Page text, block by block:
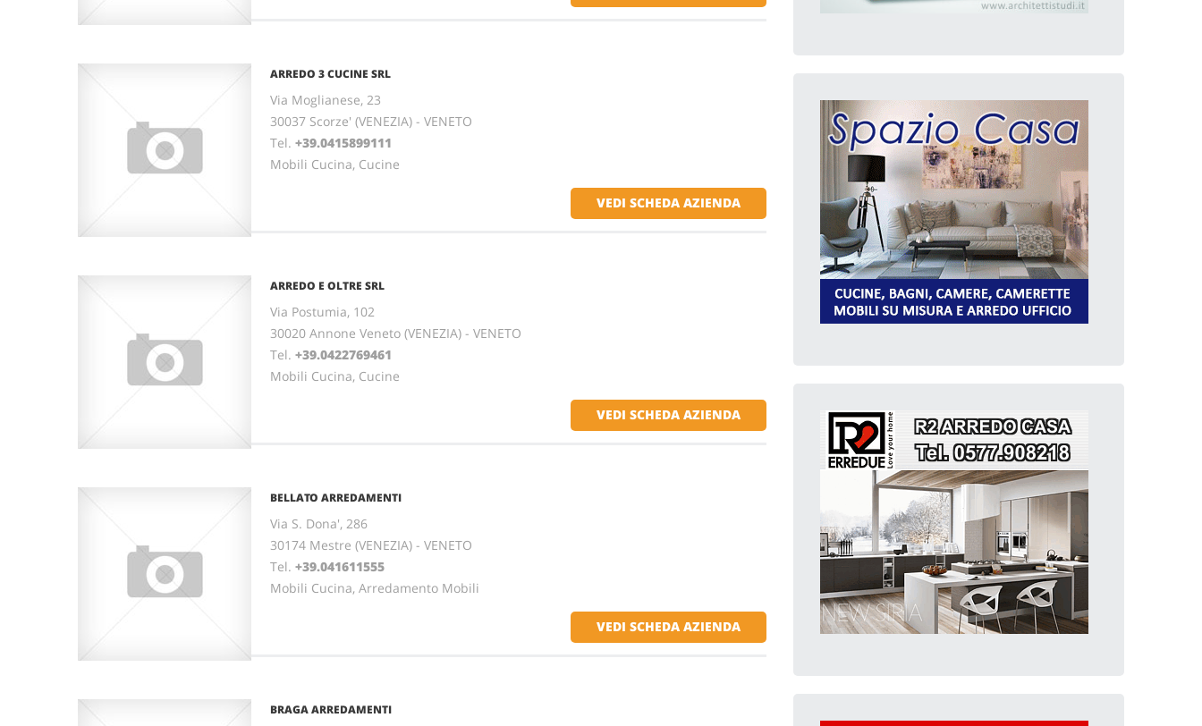
ARREDO 3 CUCINE SRL
Via Moglianese, 23
30037 Scorze' (VENEZIA) - VENETO
Tel. +39.0415899111
Mobili Cucina, Cucine
VEDI SCHEDA AZIENDA
ARREDO E OLTRE SRL
Via Postumia, 102
30020 Annone Veneto (VENEZIA) - VENETO
Tel. +39.0422769461
Mobili Cucina, Cucine
VEDI SCHEDA AZIENDA
BELLATO ARREDAMENTI
Via S. Dona', 286
30174 Mestre (VENEZIA) - VENETO
Tel. +39.041611555
Mobili Cucina, Arredamento Mobili
VEDI SCHEDA AZIENDA
BRAGA ARREDAMENTI